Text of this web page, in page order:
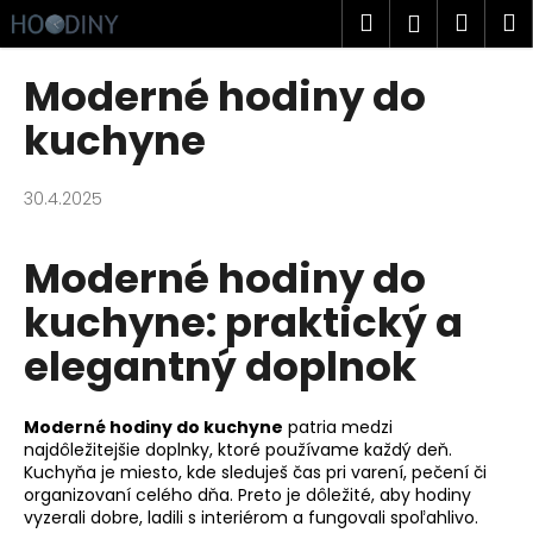
Prejsť
na
obsah
Hľadať
Moderné hodiny do
kuchyne
30.4.2025
Moderné hodiny do
kuchyne: praktický a
elegantný doplnok
Moderné hodiny do kuchyne patria medzi
najdôležitejšie doplnky, ktoré používame každý deň.
Kuchyňa je miesto, kde sleduješ čas pri varení, pečení či
organizovaní celého dňa. Preto je dôležité, aby hodiny
vyzerali dobre, ladili s interiérom a fungovali spoľahlivo.
K
o
Č
o
p
t
r
e
b
u
e
t
e